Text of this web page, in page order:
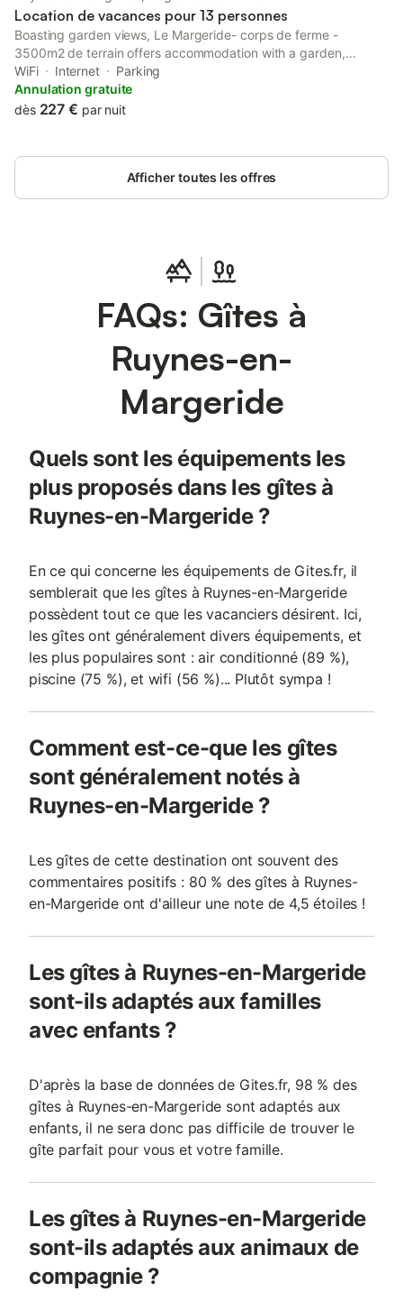
Location de vacances pour 13 personnes
Boasting garden views, Le Margeride- corps de ferme -
3500m2 de terrain offers accommodation with a garden,
around 44 km from Col d'Entremont. This property offers
access to a terrace, free private parking and free WiFi.
WiFi Internet
Parking
Annulation gratuite
dès 227 € par nuit
Afficher toutes les offres
FAQs: Gîtes à
Ruynes-en-
Margeride
Quels sont les équipements les
plus proposés dans les gîtes à
Ruynes-en-Margeride ?
En ce qui concerne les équipements de Gites.fr, il
semblerait que les gîtes à Ruynes-en-Margeride
possèdent tout ce que les vacanciers désirent. Ici,
les gîtes ont généralement divers équipements, et
les plus populaires sont : air conditionné (89 %),
piscine (75 %), et wifi (56 %)... Plutôt sympa !
Comment est-ce-que les gîtes
sont généralement notés à
Ruynes-en-Margeride ?
Les gîtes de cette destination ont souvent des
commentaires positifs : 80 % des gîtes à Ruynes-
en-Margeride ont d'ailleur une note de 4,5 étoiles !
Les gîtes à Ruynes-en-Margeride
sont-ils adaptés aux familles
avec enfants ?
D'après la base de données de Gites.fr, 98 % des
gîtes à Ruynes-en-Margeride sont adaptés aux
enfants, il ne sera donc pas difficile de trouver le
gîte parfait pour vous et votre famille.
Les gîtes à Ruynes-en-Margeride
sont-ils adaptés aux animaux de
compagnie ?